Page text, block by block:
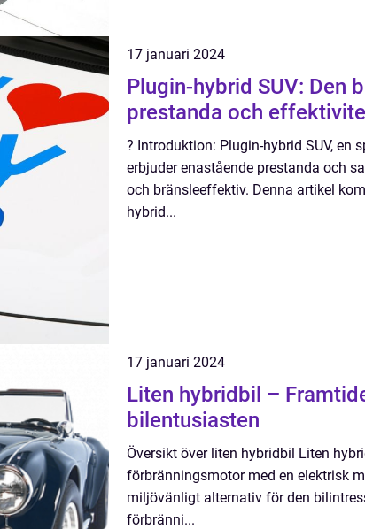
17 januari 2024
Plugin-hybrid SUV: Den
prestanda och
? Introduktion: Plugin-hybrid SUV,
erbjuder enastående prestanda och
och bränsleeffektiv. Denna artikel
hybrid...
17 januari 2024
Liten hybridbil –
bilentusiasten
Översikt över liten hybridbil Liten
förbränningsmotor med en elektrisk
miljövänligt alternativ för den
förbränni...